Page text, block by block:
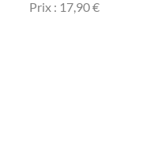
Prix : 17,90 €